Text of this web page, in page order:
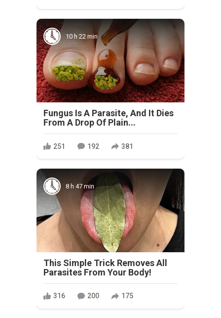
10 h 22 min
Fungus Is A Parasite, And It Dies
From A Drop Of Plain...
251 192 381
8 h 47 min
This Simple Trick Removes All
Parasites From Your Body!
316 200 175